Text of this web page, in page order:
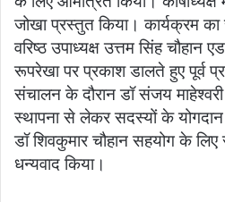
जोखा प्रस्तुत किया। कार्यक्रम
वरिष्ठ उपाध्यक्ष उत्तम सिंह चौहान
रूपरेखा पर प्रकाश डालते हुए पूर्व
संचालन के दौरान डॉ संजय
स्थापना से लेकर सदस्यों के
डॉ शिवकुमार चौहान सहयोग के
धन्यवाद किया।